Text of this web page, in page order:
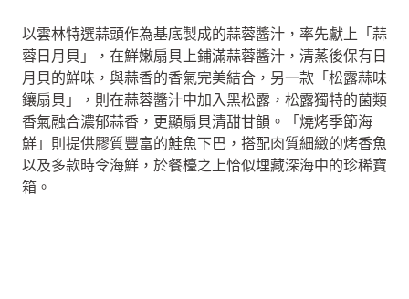
以雲林特選蒜頭作為基底製成的蒜蓉醬汁，率先獻上「蒜
蓉日月貝」，在鮮嫩扇貝上鋪滿蒜蓉醬汁，清蒸後保有日
月貝的鮮味，與蒜香的香氣完美結合，另一款「松露蒜味
鑲扇貝」，則在蒜蓉醬汁中加入黑松露，松露獨特的菌類
香氣融合濃郁蒜香，更顯扇貝清甜甘韻。「燒烤季節海
鮮」則提供膠質豐富的鮭魚下巴，搭配肉質細緻的烤香魚
以及多款時令海鮮，於餐檯之上恰似埋藏深海中的珍稀寶
箱。